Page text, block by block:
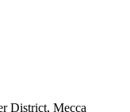
District, Mecca